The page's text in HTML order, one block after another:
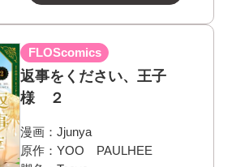
FLOScomics
返事をください、王子
様 ２
漫画： Jjunya
原作： YOO PAULHEE